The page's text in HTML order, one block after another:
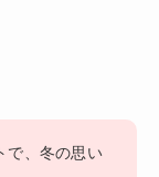
で、冬の思い